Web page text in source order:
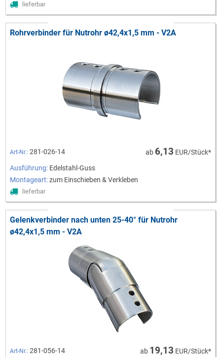
lieferbar
Rohrverbinder für Nutrohr ø42,4x1,5 mm - V2A
Art-Nr.: 281-026-14 ab 6,13 EUR/Stück*
Ausführung: Edelstahl-Guss
Montageart:zum Einschieben & Verkleben
lieferbar
Gelenkverbinder nach unten 25-40° für Nutrohr
ø42,4x1,5 mm - V2A
Art-Nr.: 281-056-14 ab 19,13 EUR/Stück*